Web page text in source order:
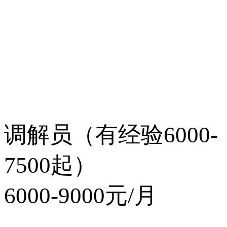
调解员（有经验6000-
7500起）
6000-9000元/月